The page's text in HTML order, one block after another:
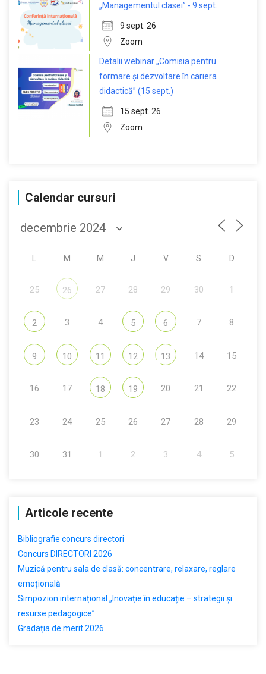
„Managementul clasei” - 9 sept.
9 sept. 26
Zoom
Detalii webinar „Comisia pentru
formare și dezvoltare în cariera
didactică” (15 sept.)
15 sept. 26
Zoom
Calendar cursuri
M M J V S D
25 26 27 28 29 30 1
2 3 4 5 6 7 8
9 10 11 12 13 14 15
16 17 18 19 20 21 22
23 24 25 26 27 28 29
30 31 1 2 3 4 5
Articole recente
Bibliografie concurs directori
Concurs DIRECTORI 2026
Muzică pentru sala de clasă: concentrare, relaxare, reglare
emoțională
Simpozion internațional „Inovație în educație – strategii și
resurse pedagogice”
Gradația de merit 2026